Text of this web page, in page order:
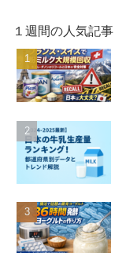
１週間の人気記事